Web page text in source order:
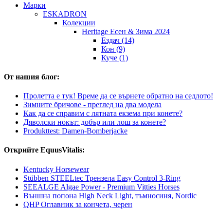
Марки
ESKADRON
Колекции
Heritage Есен & Зима 2024
Ездач (14)
Кон (9)
Куче (1)
От нашия блог:
Пролетта е тук! Време да се върнете обратно на седлото!
Зимните бричове - преглед на два модела
Как да се справим с лятната екзема при конете?
Дяволски нокът: добър или лош за конете?
Produkttest: Damen-Bomberjacke
Открийте EquusVitalis:
Kentucky Horsewear
Stübben STEELtec Трензела Easy Control 3-Ring
SEEALGE Algae Power - Premium Vitties Horses
Външна попона High Neck Light, тъмносиня, Nordic
QHP Оглавник за кончета, черен